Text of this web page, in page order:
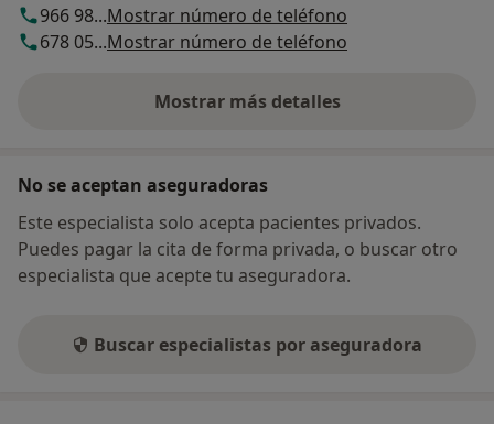
966 98...Mostrar número de teléfono
678 05...Mostrar número de teléfono
Mostrar más detalles
sobre la dirección
No se aceptan aseguradoras
Este especialista solo acepta pacientes privados.
Puedes pagar la cita de forma privada, o buscar otro
especialista que acepte tu aseguradora.
Buscar especialistas por aseguradora